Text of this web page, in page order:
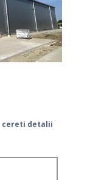
cereti detalii